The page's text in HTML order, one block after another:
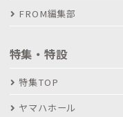
FROM編集部
特集・特設
特集TOP
ヤマハホール